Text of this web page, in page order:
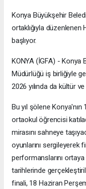
Konya Büyükşehir
ortaklığıyla düzenlenen
başlıyor.
KONYA (İGFA) - Konya
Müdürlüğü iş birliğiyle
2026 yılında da kültür
Bu yıl şölene
ortaokul öğrencisi
mirasını sahneye
oyunlarını sergileyerek
performanslarını
tarihlerinde
finali, 18 Haziran